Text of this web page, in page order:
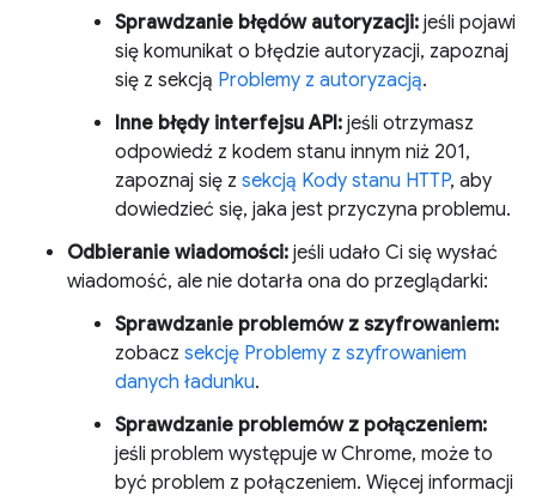
Sprawdzanie błędów autoryzacji: jeśli pojawi
się komunikat o błędzie autoryzacji, zapoznaj
się z sekcją Problemy z autoryzacją.
Inne błędy interfejsu API: jeśli otrzymasz
odpowiedź z kodem stanu innym niż 201,
zapoznaj się z sekcją Kody stanu HTTP, aby
dowiedzieć się, jaka jest przyczyna problemu.
Odbieranie wiadomości: jeśli udało Ci się wysłać
wiadomość, ale nie dotarła ona do przeglądarki:
Sprawdzanie problemów z szyfrowaniem:
zobacz sekcję Problemy z szyfrowaniem
danych ładunku.
Sprawdzanie problemów z połączeniem:
jeśli problem występuje w Chrome, może to
być problem z połączeniem. Więcej informacji